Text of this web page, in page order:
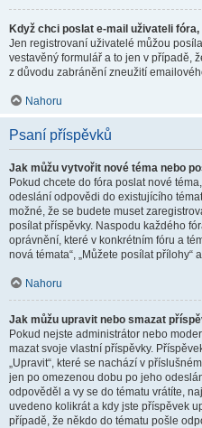
Když chci poslat e-mail uživateli
Jen registrovaní uživatelé můžou
vestavěný formulář a to jen v případě,
z důvodu zabránění zneužití
Nahoru
Psaní příspěvků
Jak můžu vytvořit nové téma nebo
Pokud chcete do fóra poslat nové
odeslání odpovědi do existujícího
možné, že se budete muset
posílat příspěvky. Naspodu každého
oprávnění, které v konkrétním fóru a
nová témata“, „Můžete posílat přílohy“
Nahoru
Jak můžu upravit nebo smazat
Pokud nejste administrátor nebo
mazat svoje vlastní příspěvky.
„Upravit“, které se nachází v
jen po omezenou dobu po jeho
odpověděl a vy se do tématu vrátíte,
uvedeno kolikrát a kdy jste příspěvek
případě, že někdo do tématu pošle